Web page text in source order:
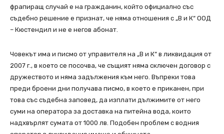
фрапиращ случай е на гражданин, който официално със
съдебно решение е признат, че няма отношения с „В и К“ ООД
– Кюстендил и не е негов абонат.
Човекът има и писмо от управителя на „В и К“ в ликвидация от
2007 г., в което се посочва, че същият няма сключен договор с
дружеството и няма задължения към него. Въпреки това
преди броени дни получава писмо, в което е приканен, при
това със съдебна заповед, да изплати дължимите от него
суми на оператора за доставка на питейна вода, които
надхвърлят сумата от 1000 лв. Подобен проблем с водния